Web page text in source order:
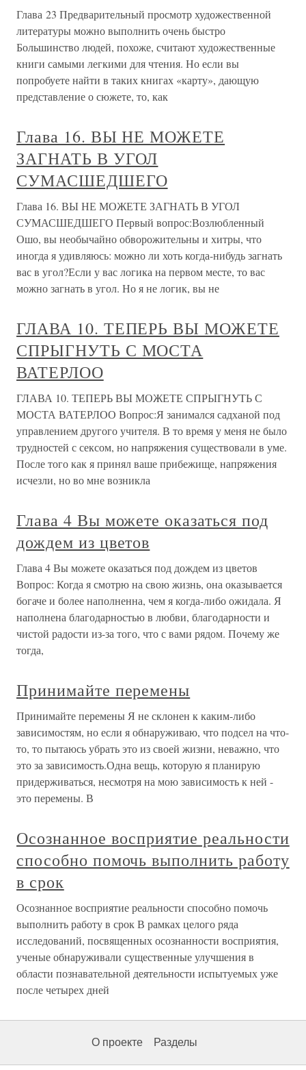
Глава 23 Предварительный просмотр художественной
литературы можно выполнить очень быстро
Большинство людей, похоже, считают художественные
книги самыми легкими для чтения. Но если вы
попробуете найти в таких книгах «карту», дающую
представление о сюжете, то, как
Глава 16. ВЫ НЕ МОЖЕТЕ
ЗАГНАТЬ В УГОЛ
СУМАСШЕДШЕГО
Глава 16. ВЫ НЕ МОЖЕТЕ ЗАГНАТЬ В УГОЛ
СУМАСШЕДШЕГО Первый вопрос:Возлюбленный
Ошо, вы необычайно обворожительны и хитры, что
иногда я удивляюсь: можно ли хоть когда-нибудь загнать
вас в угол?Если у вас логика на первом месте, то вас
можно загнать в угол. Но я не логик, вы не
ГЛАВА 10. ТЕПЕРЬ ВЫ МОЖЕТЕ
СПРЫГНУТЬ С МОСТА
ВАТЕРЛОО
ГЛАВА 10. ТЕПЕРЬ ВЫ МОЖЕТЕ СПРЫГНУТЬ С
МОСТА ВАТЕРЛОО Вопрос:Я занимался садханой под
управлением другого учителя. В то время у меня не было
трудностей с сексом, но напряжения существовали в уме.
После того как я принял ваше прибежище, напряжения
исчезли, но во мне возникла
Глава 4 Вы можете оказаться под
дождем из цветов
Глава 4 Вы можете оказаться под дождем из цветов
Вопрос: Когда я смотрю на свою жизнь, она оказывается
богаче и более наполненна, чем я когда-либо ожидала. Я
наполнена благодарностью в любви, благодарности и
чистой радости из-за того, что с вами рядом. Почему же
тогда,
Принимайте перемены
Принимайте перемены Я не склонен к каким-либо
зависимостям, но если я обнаруживаю, что подсел на что-
то, то пытаюсь убрать это из своей жизни, неважно, что
это за зависимость.Одна вещь, которую я планирую
придерживаться, несмотря на мою зависимость к ней -
это перемены. В
Осознанное восприятие реальности
способно помочь выполнить работу
в срок
Осознанное восприятие реальности способно помочь
выполнить работу в срок В рамках целого ряда
исследований, посвященных осознанности восприятия,
ученые обнаруживали существенные улучшения в
области познавательной деятельности испытуемых уже
после четырех дней
О проекте Разделы